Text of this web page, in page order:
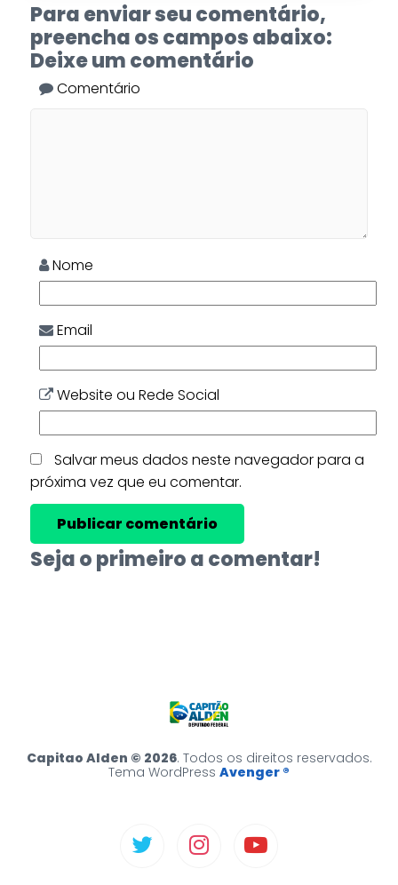
Para enviar seu comentário,
preencha os campos abaixo:
Deixe um comentário
Comentário
Nome
Email
Website ou Rede Social
Salvar meus dados neste navegador para a
próxima vez que eu comentar.
Seja o primeiro a comentar!
Capitao Alden © 2026. Todos os direitos reservados.
Tema WordPress Avenger ®